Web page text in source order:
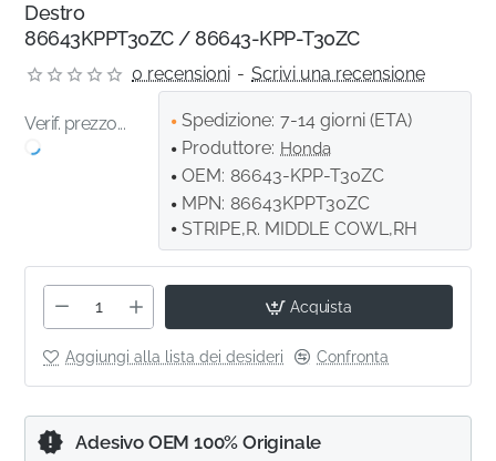
Destro
86643KPPT30ZC / 86643-KPP-T30ZC
0 recensioni - Scrivi una recensione
Verif. prezzo... Spedizione: 7-14 giorni (ETA)
Produttore: Honda
OEM: 86643-KPP-T30ZC
MPN: 86643KPPT30ZC
STRIPE,R. MIDDLE COWL,RH
Acquista
Aggiungi alla lista dei desideri Confronta
Adesivo OEM 100% Originale